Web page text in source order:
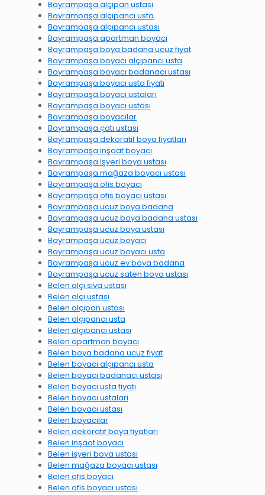
Bayrampaşa alçıpan ustası
Bayrampaşa alçıpancı usta
Bayrampaşa alçıpancı ustası
Bayrampaşa apartman boyacı
Bayrampaşa boya badana ucuz fiyat
Bayrampaşa boyacı alçıpancı usta
Bayrampaşa boyacı badanacı ustası
Bayrampaşa boyacı usta fiyatı
Bayrampaşa boyacı ustaları
Bayrampaşa boyacı ustası
Bayrampaşa boyacılar
Bayrampaşa çatı ustası
Bayrampaşa dekoratif boya fiyatları
Bayrampaşa inşaat boyacı
Bayrampaşa işyeri boya ustası
Bayrampaşa mağaza boyacı ustası
Bayrampaşa ofis boyacı
Bayrampaşa ofis boyacı ustası
Bayrampaşa ucuz boya badana
Bayrampaşa ucuz boya badana ustası
Bayrampaşa ucuz boya ustası
Bayrampaşa ucuz boyacı
Bayrampaşa ucuz boyacı usta
Bayrampaşa ucuz ev boya badana
Bayrampaşa ucuz saten boya ustası
Belen alçı sıva ustası
Belen alçı ustası
Belen alçıpan ustası
Belen alçıpancı usta
Belen alçıpancı ustası
Belen apartman boyacı
Belen boya badana ucuz fiyat
Belen boyacı alçıpancı usta
Belen boyacı badanacı ustası
Belen boyacı usta fiyatı
Belen boyacı ustaları
Belen boyacı ustası
Belen boyacılar
Belen dekoratif boya fiyatları
Belen inşaat boyacı
Belen işyeri boya ustası
Belen mağaza boyacı ustası
Belen ofis boyacı
Belen ofis boyacı ustası